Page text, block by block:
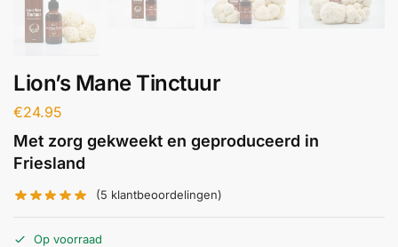
Lion’s Mane Tinctuur
€24.95
Met zorg gekweekt en geproduceerd in
Friesland
(5 klantbeoordelingen)
Op voorraad